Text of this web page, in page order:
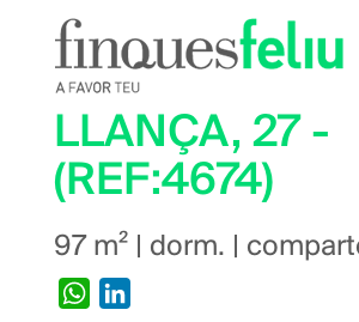
Vés
al
LLANÇA, 27 -
(REF:4674)
97 m² | dorm. |
WhatsApp